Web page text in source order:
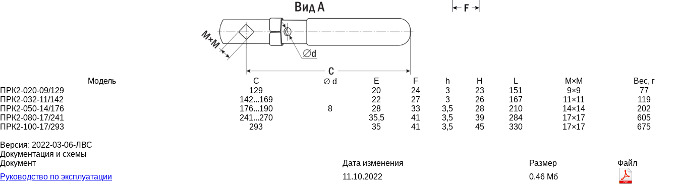
Модель C ∅ d E F h H L M×M
Вес, г
ПРК2-020-09/129
129
8
20 24 3 23 151 9×9
77
ПРК2-032-11/142
142...169 22 27 3 26 167 11×11
119
ПРК2-050-14/176
176...190 28 33 3,5 28 210 14×14
202
ПРК2-080-17/241
241...270 35,5 41 3,5 39 284 17×17
605
ПРК2-100-17/293
293 35 41 3,5 45 330 17×17 675
Версия: 2022-03-06-ЛВС
Документация и схемы
Документ
Дата изменения Размер
Файл
Руководство по эксплуатации
11.10.2022
0.46 Мб